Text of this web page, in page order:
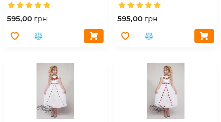
595,00 грн 595,00 грн